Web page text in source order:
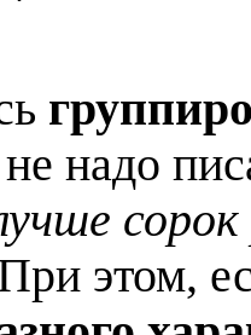
надо
этом,